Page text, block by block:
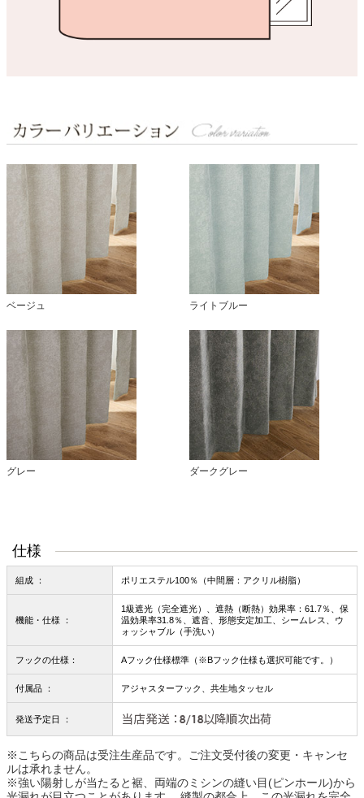
ベージュ ライトブルー
グレー ダークグレー
仕様
組成 ： ポリエステル100％（中間層：アクリル樹脂）
機能・仕様 ：
1級遮光（完全遮光）、遮熱（断熱）効果率：61.7％、保
温効果率31.8％、遮音、形態安定加工、シームレス、ウ
ォッシャブル（手洗い）
フックの仕様： Aフック仕様標準（※Bフック仕様も選択可能です。）
付属品 ： アジャスターフック、共生地タッセル
発送予定日 ：
※こちらの商品は受注生産品です。ご注文受付後の変更・キャンセ
ルは承れません。
※強い陽射しが当たると裾、両端のミシンの縫い目(ピンホール)から